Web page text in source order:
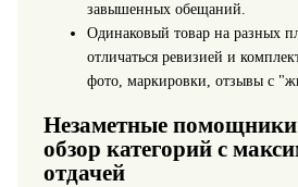
завышенных обещаний.
Одинаковый товар на разных
отличаться ревизией и
фото, маркировки, отзывы с
Незаметные помощники
обзор категорий с
отдачей